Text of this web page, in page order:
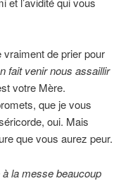
vraiment de prier pour
fait venir nous assaillir
votre Mère.
que je vous
oui. Mais
que vous aurez peur.
la messe beaucoup